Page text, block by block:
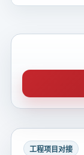
工程项目对接